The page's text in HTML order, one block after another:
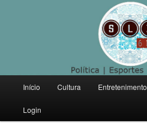
Politica | Esportes | Variedades
principal
Pular
para
Início Cultura Entretenimento
Login